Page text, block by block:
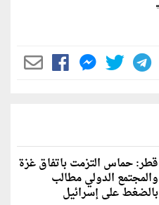
قطر: حماس التزمت باتفاق غزة
والمجتمع الدولي مطالب
بالضغط على إسرائيل